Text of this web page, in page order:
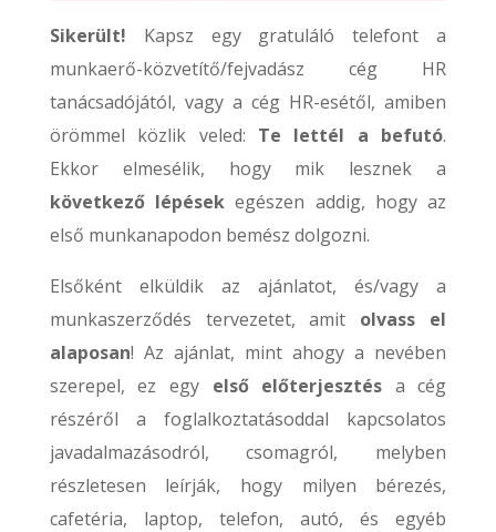
Sikerült! Kapsz egy gratuláló telefont a
munkaerő-közvetítő/fejvadász cég HR
tanácsadójától, vagy a cég HR-esétől, amiben
örömmel közlik veled: Te lettél a befutó.
Ekkor elmesélik, hogy mik lesznek a
következő lépések egészen addig, hogy az
első munkanapodon bemész dolgozni.
Elsőként elküldik az ajánlatot, és/vagy a
munkaszerződés tervezetet, amit olvass el
alaposan! Az ajánlat, mint ahogy a nevében
szerepel, ez egy első előterjesztés a cég
részéről a foglalkoztatásoddal kapcsolatos
javadalmazásodról, csomagról, melyben
részletesen leírják, hogy milyen bérezés,
cafetéria, laptop, telefon, autó, és egyéb